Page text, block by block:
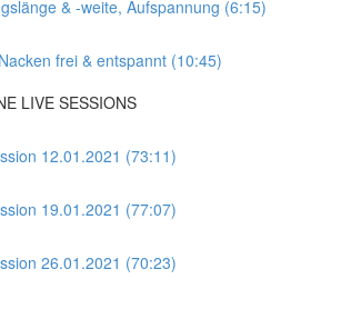
& -weite, Aufspannung (6:15)
frei & entspannt (10:45)
LIVE SESSIONS
12.01.2021 (73:11)
19.01.2021 (77:07)
26.01.2021 (70:23)